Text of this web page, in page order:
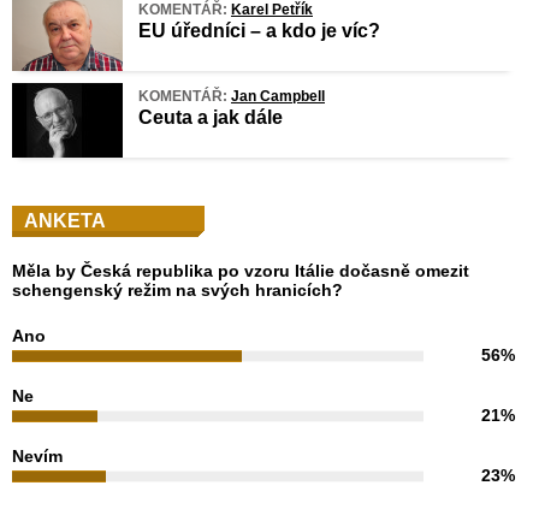
KOMENTÁŘ: Karel Petřík
EU úředníci – a kdo je víc?
KOMENTÁŘ: Jan Campbell
Ceuta a jak dále
ANKETA
Měla by Česká republika po vzoru Itálie dočasně omezit
schengenský režim na svých hranicích?
Ano
56%
Ne
21%
Nevím
23%